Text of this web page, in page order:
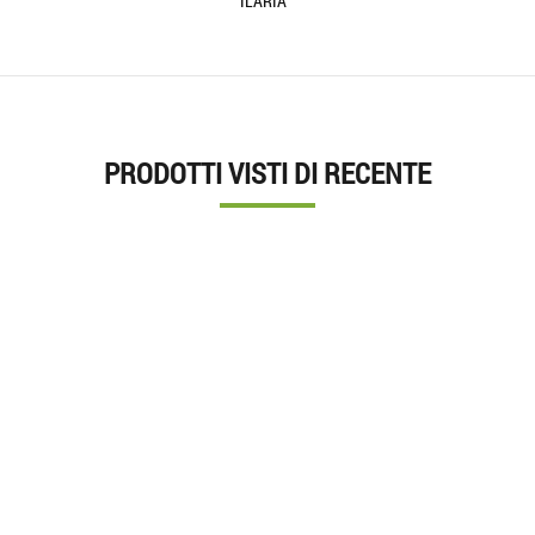
PRODOTTI VISTI DI RECENTE